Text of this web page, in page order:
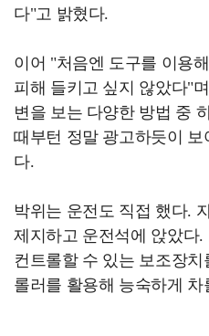
다"고 밝혔다.
이어 "처음엔 도구를 이용
피해 들키고 싶지 않았다"
변을 보는 다양한 방법 중
때부턴 정말 광고하듯이
다.
박위는 운전도 직접 했다.
제지하고 운전석에 앉았다
컨트롤할 수 있는 보조장
롤러를 활용해 능숙하게 차